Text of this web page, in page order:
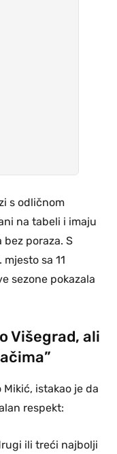
s odličnom
na tabeli i imaju
poraza. S
sa 11
sezone pokazala
Višegrad, ali
istakao je da
respekt:
ili treći najbolji